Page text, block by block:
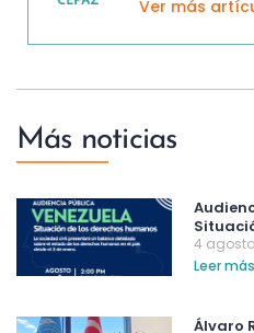
Ver más
Más noticias
4
Leer
Álvaro